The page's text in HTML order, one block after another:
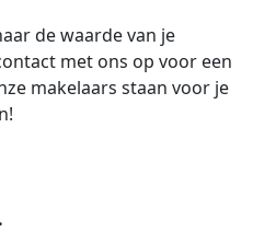
de waarde van je
met ons op voor een
makelaars staan voor je